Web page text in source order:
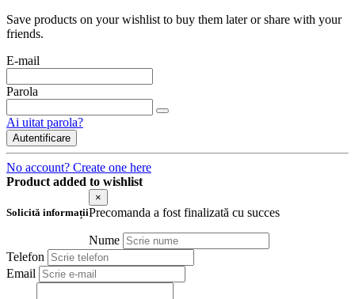
Save products on your wishlist to buy them later or share with your
friends.
E-mail
Parola
Ai uitat parola?
Autentificare
No account? Create one here
Product added to wishlist
Solicită informații
×
Precomanda a fost finalizată cu succes
Nume
Telefon
Email